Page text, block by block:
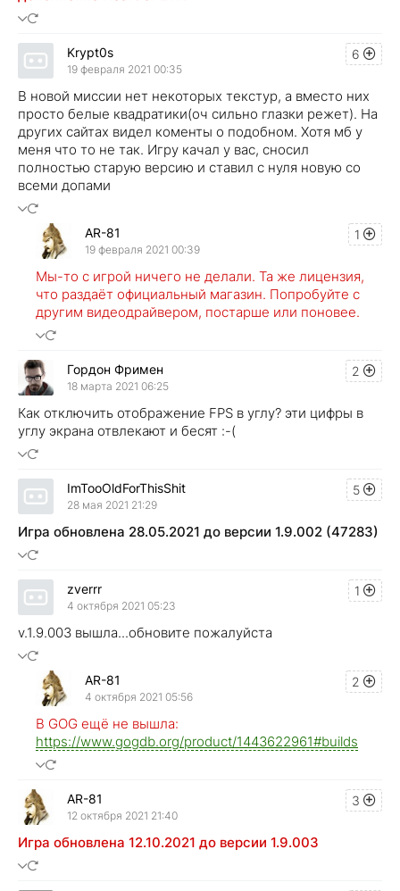
6
Krypt0s
19 февраля 2021 00:35
В новой миссии нет некоторых текстур, а вместо них
просто белые квадратики(оч сильно глазки режет). На
других сайтах видел коменты о подобном. Хотя мб у
меня что то не так. Игру качал у вас, сносил
полностью старую версию и ставил с нуля новую со
всеми допами
1
AR-81
19 февраля 2021 00:39
Мы-то с игрой ничего не делали. Та же лицензия,
что раздаёт официальный магазин. Попробуйте с
другим видеодрайвером, постарше или поновее.
2
Гордон Фримен
18 марта 2021 06:25
Как отключить отображение FPS в углу? эти цифры в
углу экрана отвлекают и бесят :-(
5
ImTooOldForThisShit
28 мая 2021 21:29
Игра обновлена 28.05.2021 до версии 1.9.002 (47283)
1
zverrr
4 октября 2021 05:23
v.1.9.003 вышла...обновите пожалуйста
2
AR-81
4 октября 2021 05:56
В GOG ещё не вышла:
https://www.gogdb.org/product/1443622961#builds
3
AR-81
12 октября 2021 21:40
Игра обновлена 12.10.2021 до версии 1.9.003